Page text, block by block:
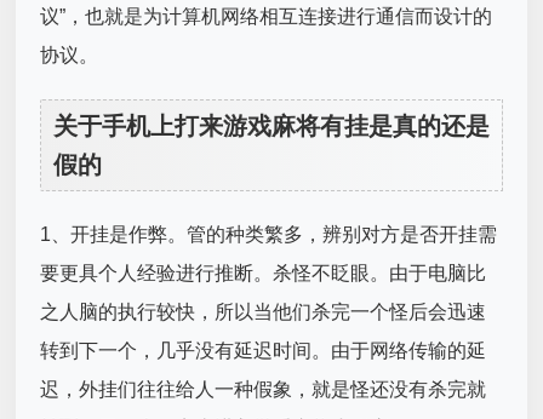
议”，也就是为计算机网络相互连接进行通信而设计的
协议。
关于手机上打来游戏麻将有挂是真的还是
假的
1、开挂是作弊。管的种类繁多，辨别对方是否开挂需
要更具个人经验进行推断。杀怪不眨眼。由于电脑比
之人脑的执行较快，所以当他们杀完一个怪后会迅速
转到下一个，几乎没有延迟时间。由于网络传输的延
迟，外挂们往往给人一种假象，就是怪还没有杀完就